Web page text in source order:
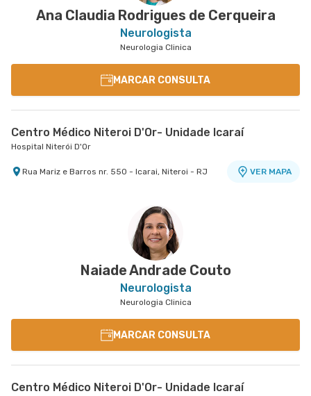
Ana Claudia Rodrigues de Cerqueira
Neurologista
Neurologia Clinica
MARCAR CONSULTA
Centro Médico Niteroi D'Or- Unidade Icaraí
Hospital Niterói D'Or
Rua Mariz e Barros nr. 550 - Icarai, Niteroi - RJ VER MAPA
Naiade Andrade Couto
Neurologista
Neurologia Clinica
MARCAR CONSULTA
Centro Médico Niteroi D'Or- Unidade Icaraí